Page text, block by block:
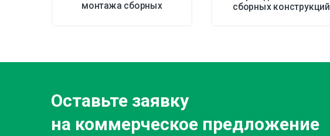
монтажа сборных
сборных конструкций
Оставьте заявку
на коммерческое предложение